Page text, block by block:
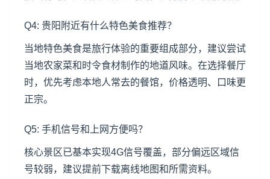
Q4: 贵阳附近有什么特色美食推荐？
当地特色美食是旅行体验的重要组成部分，建议尝试
当地农家菜和时令食材制作的地道风味。在选择餐厅
时，优先考虑本地人常去的餐馆，价格透明、口味更
正宗。
Q5: 手机信号和上网方便吗？
核心景区已基本实现4G信号覆盖，部分偏远区域信
号较弱，建议提前下载离线地图和所需资料。